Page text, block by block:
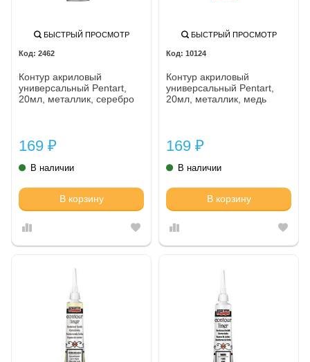
БЫСТРЫЙ ПРОСМОТР
2462
Контур акриловый
универсальный Pentart,
20мл, металлик, серебро
169 ₽
В наличии
В корзину
БЫСТРЫЙ ПРОСМОТР
10124
Контур акриловый
универсальный Pentart,
20мл, металлик, медь
169 ₽
В наличии
В корзину